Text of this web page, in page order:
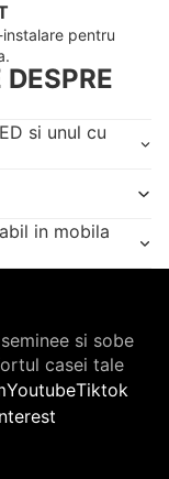
pentru
si unul cu
in mobila
si sobe
casei tale
YoutubeTiktok